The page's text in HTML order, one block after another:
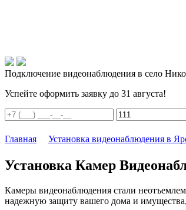
Подключение видеонаблюдения в село
Успейте оформить заявку до 31 августа!
Главная Установка видеонаблюдения в
Установка Камер
Камеры видеонаблюдения стали
надежную защиту вашего дома и